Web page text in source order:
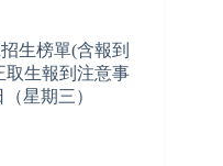
生榜單(含報到
生報到注意事
星期三）